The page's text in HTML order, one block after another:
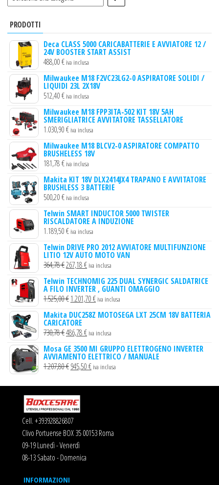
una
PRODOTTI
Deca CLASS 5000 CARICABATTERIE E AVVIATORE 12 /
24V BOOSTER START ASSIST
488,00€ iva inclusa
Milwaukee M18 F2VC23LG2-0 ASPIRATORE SOLIDI /
LIQUIDI 23L 2X18V
512,40€ iva inclusa
Milwaukee M18 FPP3ITA-502 KIT 18V 5AH
SMERIGLIATRICE AVVITATORE TASSELLATORE
1.030,90€ iva inclusa
Milwaukee M18 BLCV2-0 ASPIRATORE COMPATTO
BRUSHELESS 18V
181,78€ iva inclusa
Makita KIT 18V DLX2414JX4 TRAPANO E AVVITATORE
BRUSHLESS 3 BATTERIE
500,20€ iva inclusa
Telwin SMART INDUCTOR 5000 TWISTER
RISCALDATORE A INDUZIONE
1.189,50€ iva inclusa
Telwin DRIVE PRO 2012 AVVIATORE MULTIFUNZIONE
LITIO 12V AUTO MOTO VAN
364,78€Il
prezzo
originale
era:
364,78 €.
267,18€Il
prezzo
attuale
è:
267,18 €.
iva inclusa
Telwin TECHNOMIG 225 DUAL SYNERGIC SALDATRICE
A FILO INVERTER , GUANTI OMAGGIO
1.525,00€Il
prezzo
originale
era:
1.525,00 €.
1.201,70€Il
prezzo
è:
1.201,70 €.
iva inclusa
Makita DUC258Z MOTOSEGA LXT 25CM 18V BATTERIA
CARICATORE
730,78€Il
prezzo
originale
era:
486,78€Il
prezzo
attuale
è:
iva inclusa
Mosa GE 3500 MI GRUPPO ELETTROGENO INVERTER
AVVIAMENTO ELETTRICO / MANUALE
1.207,80€Il
era:
1.207,80 €.
945,50€Iliva inclusa
Cell. +393928826807
Clivo Portuense BOX 35 00153 Roma
09-19 Lunedì - Venerdì
08-13 Sabato - Domenica
INFORMAZIONI